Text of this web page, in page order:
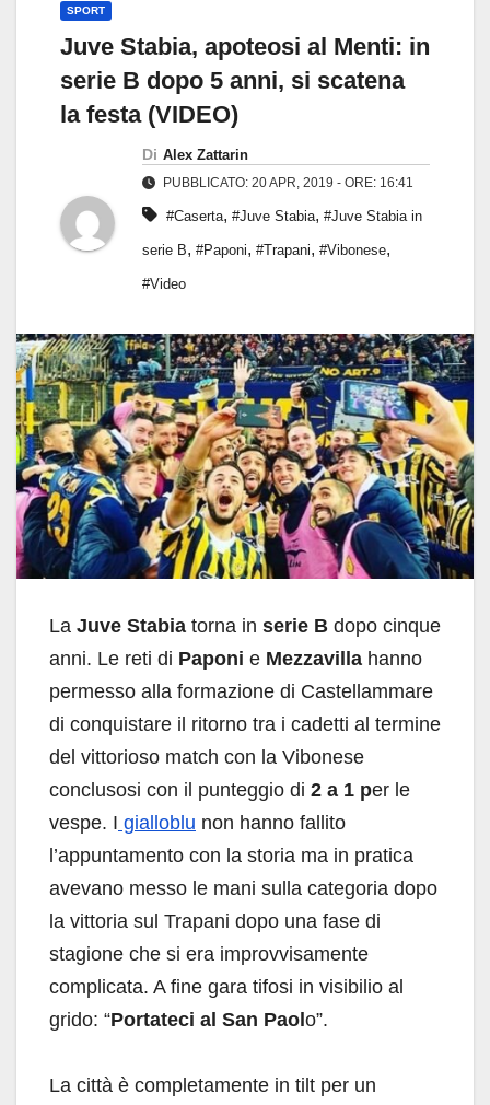
SPORT
Juve Stabia, apoteosi al Menti: in
serie B dopo 5 anni, si scatena
la festa (VIDEO)
Di Alex Zattarin
PUBBLICATO: 20 APR, 2019 - ORE: 16:41
#Caserta, #Juve Stabia, #Juve Stabia in
serie B, #Paponi, #Trapani, #Vibonese,
#Video
La Juve Stabia torna in serie B dopo cinque
anni. Le reti di Paponi e Mezzavilla hanno
permesso alla formazione di Castellammare
di conquistare il ritorno tra i cadetti al termine
del vittorioso match con la Vibonese
conclusosi con il punteggio di 2 a 1 per le
vespe. I gialloblu non hanno fallito
l’appuntamento con la storia ma in pratica
avevano messo le mani sulla categoria dopo
la vittoria sul Trapani dopo una fase di
stagione che si era improvvisamente
complicata. A fine gara tifosi in visibilio al
grido: “Portateci al San Paolo”.
La città è completamente in tilt per un